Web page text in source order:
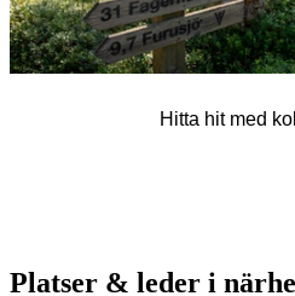
Hitta hit med
Platser & leder i